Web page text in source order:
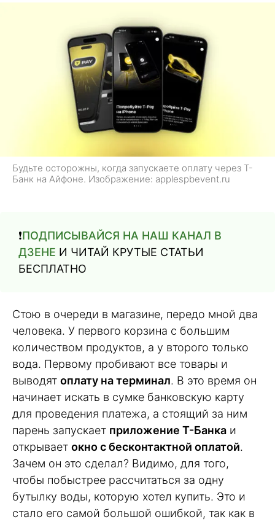
Будьте осторожны, когда запускаете оплату через Т-
Банк на Айфоне. Изображение: applespbevent.ru
❗️ПОДПИСЫВАЙСЯ НА НАШ КАНАЛ В
ДЗЕНЕ И ЧИТАЙ КРУТЫЕ СТАТЬИ
БЕСПЛАТНО
Стою в очереди в магазине, передо мной два
человека. У первого корзина с большим
количеством продуктов, а у второго только
вода. Первому пробивают все товары и
выводят оплату на терминал. В это время он
начинает искать в сумке банковскую карту
для проведения платежа, а стоящий за ним
парень запускает приложение Т-Банка и
открывает окно с бесконтактной оплатой.
Зачем он это сделал? Видимо, для того,
чтобы побыстрее рассчитаться за одну
бутылку воды, которую хотел купить. Это и
стало его самой большой ошибкой, так как в